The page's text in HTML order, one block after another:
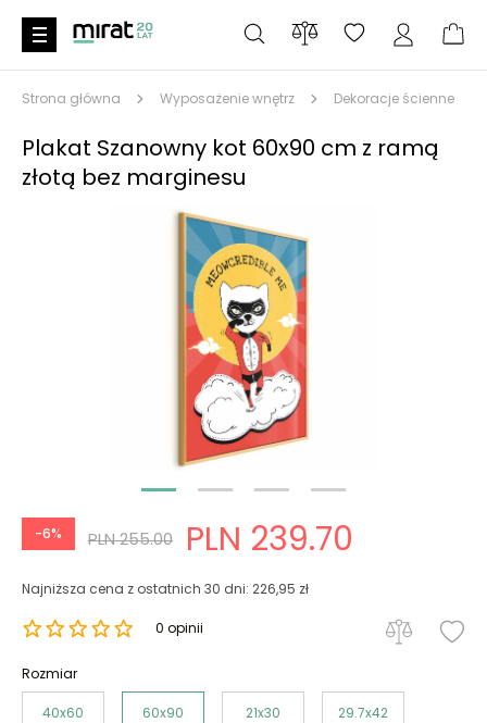
Strona główna Wyposażenie wnętrz Dekoracje ścienne
Plakat Szanowny kot 60x90 cm z ramą
złotą bez marginesu
-6% PLN 255.00 PLN 239.70
Najniższa cena z ostatnich 30 dni: 226,95 zł
0 opinii
Rozmiar
40x60 60x90 21x30 29.7x42